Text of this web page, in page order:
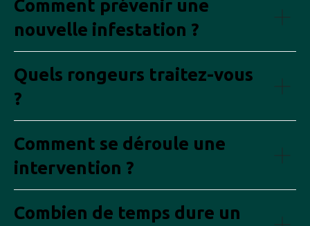
Comment prévenir une
nouvelle infestation ?
Quels rongeurs traitez-vous
?
Comment se déroule une
intervention ?
Combien de temps dure un